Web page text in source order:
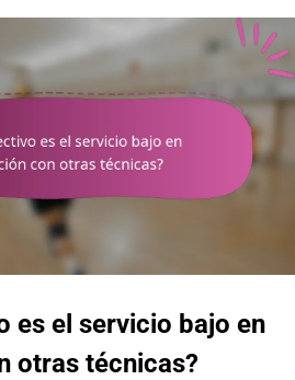
es el servicio bajo en
otras técnicas?